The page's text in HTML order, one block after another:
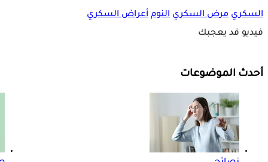
السكري مرض السكري النوم أعراض السكري
فيديو قد يعجبك
أحدث الموضوعات